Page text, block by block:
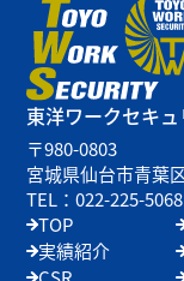
東洋ワークセキ
〒980-0803
宮城県仙台市青葉
TEL：022-225-
TOP
実績紹介